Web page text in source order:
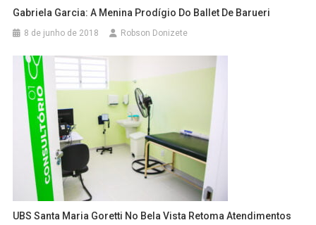
Gabriela Garcia: A Menina Prodígio Do Ballet De Barueri
8 de junho de 2018 Robson Donizete
UBS Santa Maria Goretti No Bela Vista Retoma Atendimentos